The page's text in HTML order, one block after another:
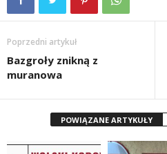
Poprzedni artykuł
Bazgroły znikną z
muranowa
POWIĄZANE ARTYKUŁY